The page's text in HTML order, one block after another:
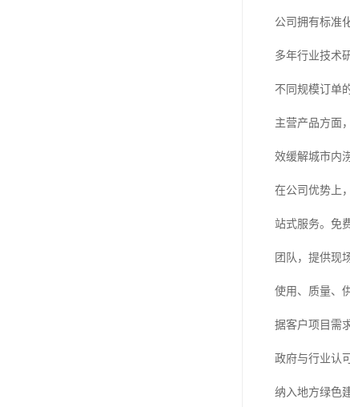
公司拥有标准
多年行业技术
不同规模订单
主营产品方面
效缓解城市内
在公司优势上
站式服务。免
团队，提供现
使用、质量、
据客户项目需
政府与行业认
纳入地方绿色